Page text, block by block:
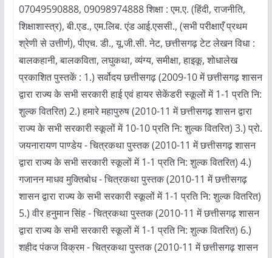
07049590888, 09098974888 शिक्षा : एम.ए. (हिंदी, राजनीति,
शिक्षाशास्त्र), बी.एड., एम.लिब. एंड आई.एससी., (सभी परीक्षाएँ प्रथम
श्रेणी से उत्तीर्ण), पीएच. डी., यू.जी.सी. नेट, छत्तीसगढ़ टेट लेखन विधा :
बालकहानी, बालकविता, लघुकथा, व्यंग्य, समीक्षा, हाइकू, शोधालेख
प्रकाशित पुस्तकें : 1.) सर्वोदय छत्तीसगढ़ (2009-10 में छत्तीसगढ़ शासन
द्वारा राज्य के सभी सरकारी हाई एवं हायर सेकेंडरी स्कूलों में 1-1 प्रति नि:
शुल्क वितरित) 2.) हमारे महापुरुष (2010-11 में छत्तीसगढ़ शासन द्वारा
राज्य के सभी सरकारी स्कूलों में 10-10 प्रति नि: शुल्क वितरित) 3.) प्रो.
जयनारायण पाण्डेय - चित्रकथा पुस्तक (2010-11 में छत्तीसगढ़ शासन
द्वारा राज्य के सभी सरकारी स्कूलों में 1-1 प्रति नि: शुल्क वितरित) 4.)
गजानन माधव मुक्तिबोध - चित्रकथा पुस्तक (2010-11 में छत्तीसगढ़
शासन द्वारा राज्य के सभी सरकारी स्कूलों में 1-1 प्रति नि: शुल्क वितरित)
5.) वीर हनुमान सिंह - चित्रकथा पुस्तक (2010-11 में छत्तीसगढ़ शासन
द्वारा राज्य के सभी सरकारी स्कूलों में 1-1 प्रति नि: शुल्क वितरित) 6.)
शहीद पंकज विक्रम - चित्रकथा पुस्तक (2010-11 में छत्तीसगढ़ शासन